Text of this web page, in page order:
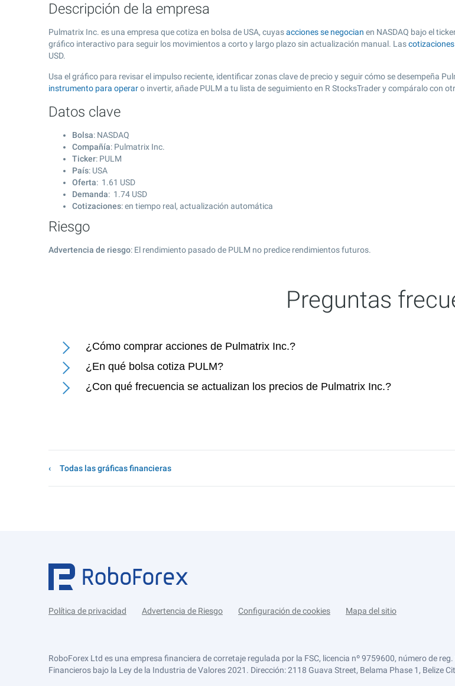
Descripción de la empresa
Pulmatrix Inc. es una empresa que cotiza en bolsa de USA, cuyasacciones se negocian en NASDAQ bajo el
gráfico interactivo para seguir los movimientos a corto y largo plazo sin actualización manual. Las
USD.
Usa el gráfico para revisar el impulso reciente, identificar zonas clave de precio y seguir cómo se desempeña
instrumento para operaro invertir, añade PULM a tu lista de seguimiento en R StocksTrader y compáralo con
Datos clave
Bolsa: NASDAQ
Compañía: Pulmatrix Inc.
Ticker: PULM
País: USA
Oferta: 1.61 USD
Demanda: 1.74 USD
Cotizaciones: en tiempo real, actualización automática
Riesgo
Advertencia de riesgo: El rendimiento pasado de PULM no predice rendimientos futuros.
Preguntas
¿Cómo comprar acciones de Pulmatrix Inc.?
¿En qué bolsa cotiza PULM?
¿Con qué frecuencia se actualizan los precios de Pulmatrix Inc.?
Todas las gráficas financieras
Política de privacidad Advertencia de Riesgo Configuración de cookies Mapa del sitio
RoboForex Ltd es una empresa financiera de corretaje regulada por la FSC, licencia nº 9759600, número de
Financieros bajo la Ley de la Industria de Valores 2021. Dirección: 2118 Guava Street, Belama Phase 1, Belize